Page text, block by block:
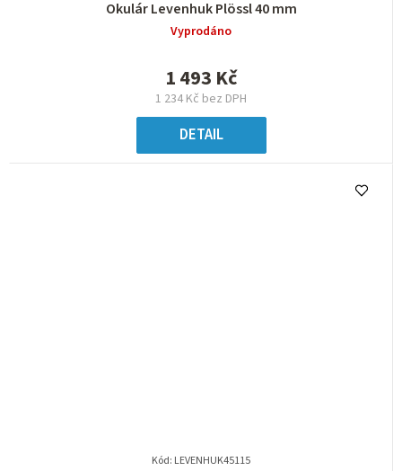
Okulár Levenhuk Plössl 40 mm
Vyprodáno
1 234 Kč bez DPH
1 493 Kč
DETAIL
Kód: LEVENHUK45115